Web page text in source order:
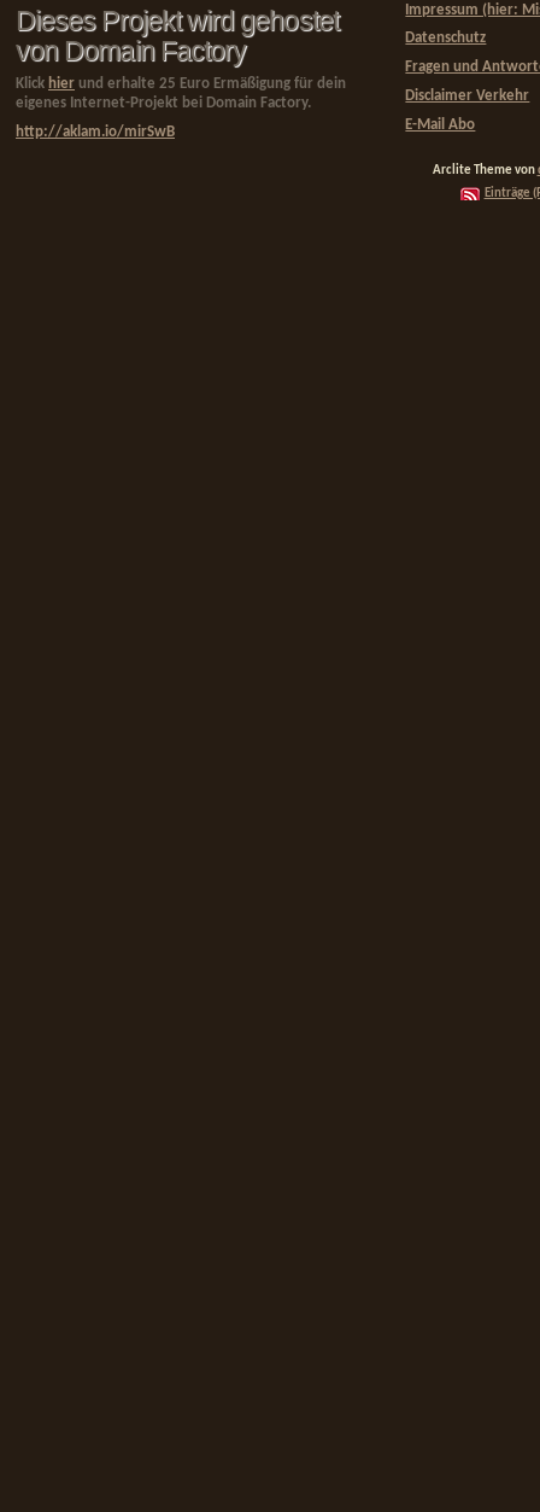
Dieses Projekt wird gehostet
von Domain Factory
Klick hier und erhalte 25 Euro Ermäßigung für dein
eigenes Internet-Projekt bei Domain Factory.
http://aklam.io/mirSwB
Impressum (hier:
Datenschutz
Fragen und
Disclaimer Verkehr
E-Mail Abo
Arclite Theme von
Einträge